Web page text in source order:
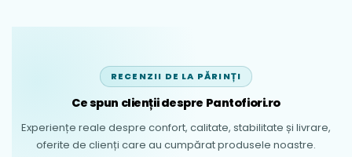
RECENZII DE LA PĂRINȚI
Ce spun clienții despre Pantofiori.ro
Experiențe reale despre confort, calitate, stabilitate și livrare,
oferite de clienți care au cumpărat produsele noastre.